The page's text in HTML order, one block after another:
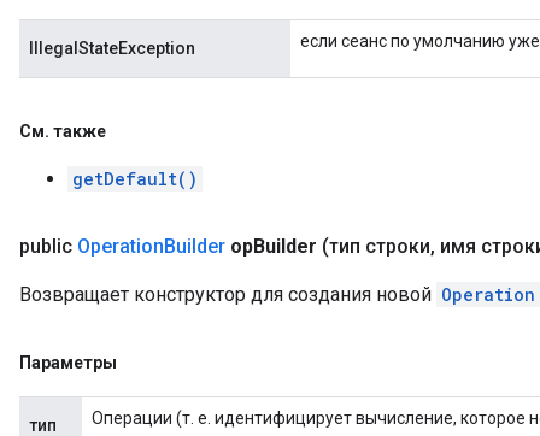
IllegalStateException если сеанс по умолчанию
См. также
getDefault()
public OperationBuilder opBuilder (тип строки, имя
Возвращает конструктор для создания новой Operation
Параметры
тип Операции (т. е. идентифицирует вычисление, которое